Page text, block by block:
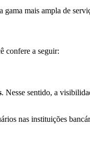
gama mais ampla de
confere a seguir:
. Nesse sentido, a
nas instituições